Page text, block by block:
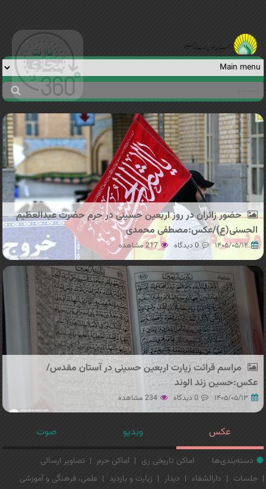
فرم
جستجو
حضور زائران در روز اربعین حسینی در حرم حضرت عبدالعظیم
الحسنی(ع)/عکس:مصطفی محمدی
۱۴۰۵/۰۵/۱۴ 0 دیدگاه 217 مشاهده
مراسم قرائت زیارت اربعین حسینی در آستان مقدس/
عکس:حسین زند الوند
۱۴۰۵/۰۵/۱۳ 0 دیدگاه 234 مشاهده
عکس ویدیو صوت
دسته‌بندی‌ها اماکن تاریخی ری اماکن حرم
تصاویر ارسالی
جلسات
دارالشفاء دیدار زیارت و بازدید
علمی، فرهنگی و آموزشی